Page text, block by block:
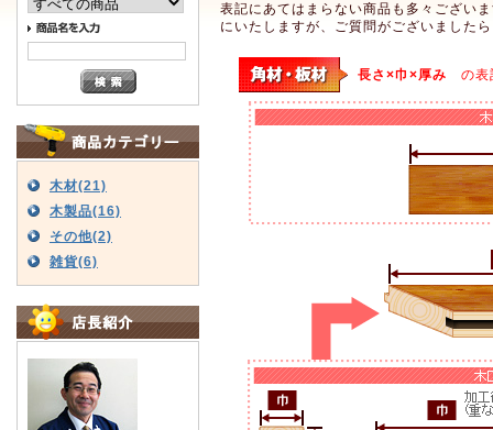
木材(21)
木製品(16)
その他(2)
雑貨(6)
表記にあてはまらない商品も多々ござい
にいたしますが、ご質問がございました
長さ×巾×厚み の表